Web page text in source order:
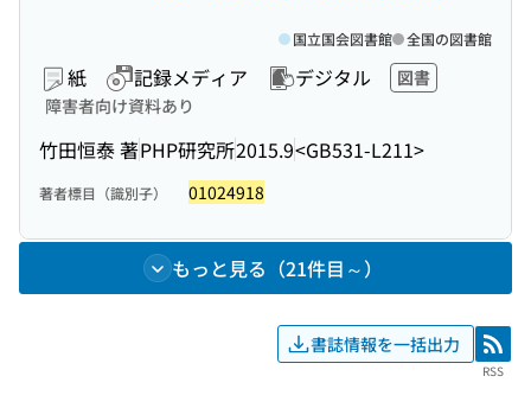
紙 記録メディア デジタル
図書
障害者向け資料あり
竹田恒泰 著PHP研究所2015.9<GB531-L211>
国立国会図書館 全国の図書館
著者標目（識別子） 01024918
もっと見る（21件目～）
書誌情報を一括出力 RSS
RSS